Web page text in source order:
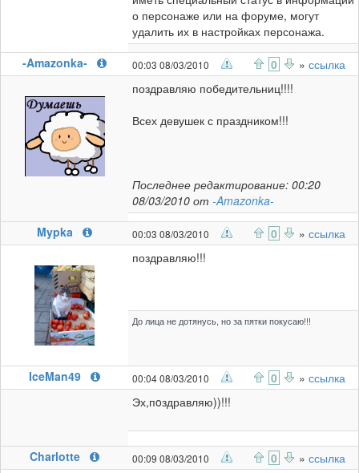
о персонаже или на форуме, могут
удалить их в настройках персонажа.
-Amazonka-
00:03 08/03/2010 0 » ссылка
поздравляю победительниц!!!!
Всех девушек с праздником!!!
Последнее редактирование: 00:20
08/03/2010 от -Amazonka-
Mypka
00:03 08/03/2010 0 » ссылка
поздравляю!!!
До лица не дотянусь, но за пятки покусаю!!!
IceMan49 00:04 08/03/2010 0 » ссылка
Эх,пoздравляю))!!!
Charlotte 00:09 08/03/2010 0 » ссылка